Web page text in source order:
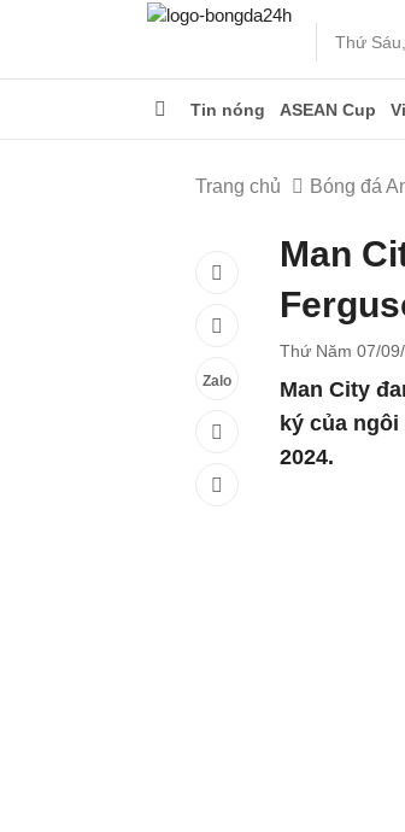
Thứ
Tin nóng ASEAN Cup
Trang chủ Bóng đá
Zalo
Man
Thứ Năm 07/
Man City
ký của
2024.